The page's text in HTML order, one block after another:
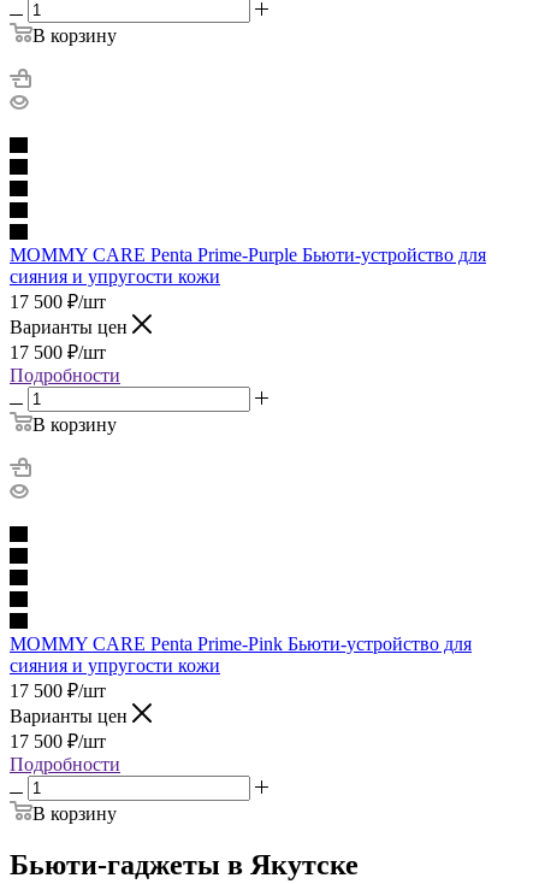
В корзину
MOMMY CARE Penta Prime-Purple Бьюти-устройство для
сияния и упругости кожи
17 500 ₽/шт
Варианты цен
17 500 ₽/шт
Подробности
В корзину
MOMMY CARE Penta Prime-Pink Бьюти-устройство для
сияния и упругости кожи
17 500 ₽/шт
Варианты цен
17 500 ₽/шт
Подробности
В корзину
Бьюти-гаджеты в Якутске